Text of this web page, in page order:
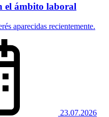
el ámbito laboral
aparecidas recientemente.
23.07.2026